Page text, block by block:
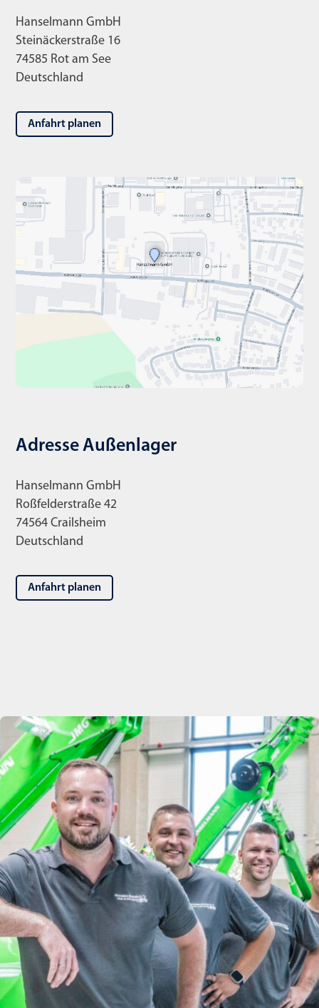
Hanselmann GmbH
Steinäckerstraße 16
74585 Rot am See
Deutschland
Anfahrt planen
Adresse Außenlager
Hanselmann GmbH
Roßfelderstraße 42
74564 Crailsheim
Deutschland
Anfahrt planen